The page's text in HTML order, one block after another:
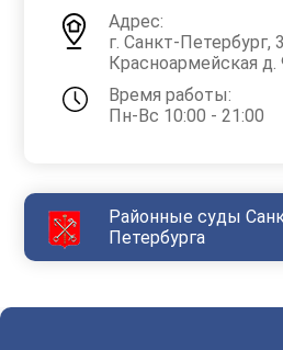
Адрес:
г. Санкт-Петербург,
Красноармейская д.
Время работы:
Пн-Вс 10:00 - 21:00
Районные суды
Петербурга